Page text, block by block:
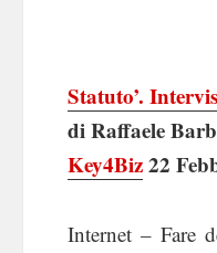
Statuto’.
di Raffaele
Key4Biz22
Internet – Fare